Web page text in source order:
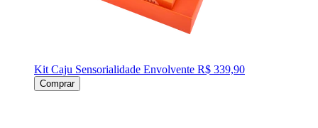
Kit Caju Sensorialidade Envolvente R$ 339,90
Comprar